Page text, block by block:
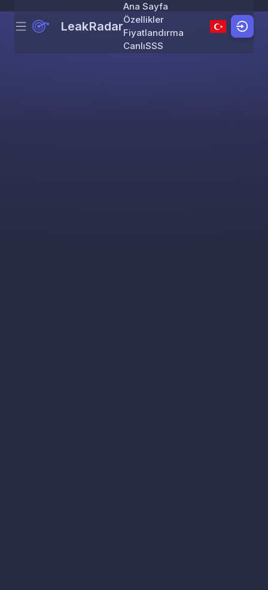
Skip to content
Menu LeakRadar
Ana Sayfa
Özellikler
Fiyatlandırma
CanlıSSS